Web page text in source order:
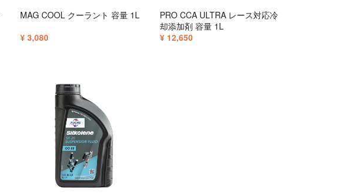
MAG COOL クーラント 容量 1L
¥ 3,080
PRO CCA ULTRA レース対応冷
却添加剤 容量 1L
¥ 12,650